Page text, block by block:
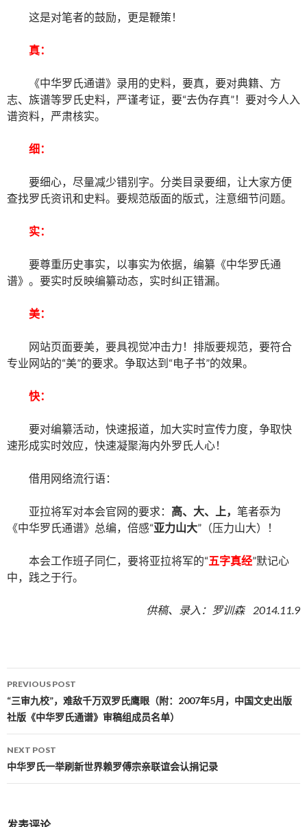
这是对笔者的鼓励，更是鞭策！
真：
《中华罗氏通谱》录用的史料，要真，要对典籍、方
志、族谱等罗氏史料，严谨考证，要“去伪存真”！要对今人入
谱资料，严肃核实。
细：
要细心，尽量减少错别字。分类目录要细，让大家方便
查找罗氏资讯和史料。要规范版面的版式，注意细节问题。
实：
要尊重历史事实，以事实为依据，编纂《中华罗氏通
谱》。要实时反映编纂动态，实时纠正错漏。
美：
网站页面要美，要具视觉冲击力！排版要规范，要符合
专业网站的“美”的要求。争取达到“电子书”的效果。
快：
要对编纂活动，快速报道，加大实时宣传力度，争取快
速形成实时效应，快速凝聚海内外罗氏人心！
借用网络流行语：
亚拉将军对本会官网的要求： 高、大、上， 笔者忝为
《中华罗氏通谱》总编，倍感“亚力山大”（压力山大）！
本会工作班子同仁，要将亚拉将军的“五字真经”默记心
中，践之于行。
供稿、录入：罗训森 2014.11.9
Post navigation
PREVIOUS POST
“三审九校”，难敌千万双罗氏鹰眼（附：2007年5月，中国文史出版
社版《中华罗氏通谱》审稿组成员名单）
NEXT POST
中华罗氏一举刷新世界赖罗傅宗亲联谊会认捐记录